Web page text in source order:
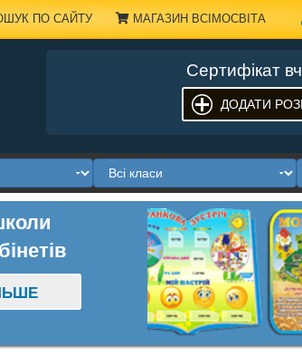
ПО САЙТУ МАГАЗИН ВСІМОСВІТА
Сертифікат
ДОДАТИ